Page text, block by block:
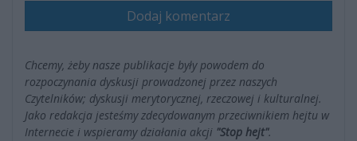
Dodaj komentarz
Chcemy, żeby nasze publikacje były powodem do
rozpoczynania dyskusji prowadzonej przez naszych
Czytelników; dyskusji merytorycznej, rzeczowej i kulturalnej.
Jako redakcja jesteśmy zdecydowanym przeciwnikiem hejtu w
Internecie i wspieramy działania akcji "Stop hejt".